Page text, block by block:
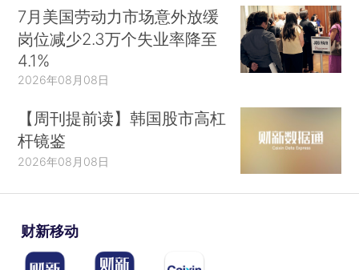
7月美国劳动力市场意外放缓
岗位减少2.3万个失业率降至
4.1%
2026年08月08日
【周刊提前读】韩国股市高杠
杆镜鉴
2026年08月08日
财新移动